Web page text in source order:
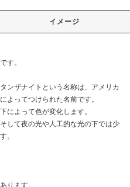
イメージ
す。
ンザナイトという名称は、アメリカ
よってつけられた名前です。
によって色が変化します。
して夜の光や人工的な光の下では少
。
ります。